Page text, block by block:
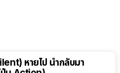
หายไป นำกลับมา